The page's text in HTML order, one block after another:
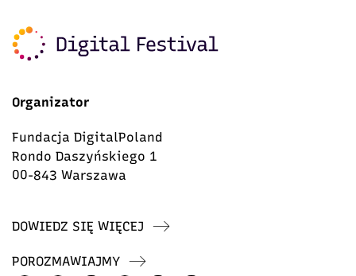
Organizator
Fundacja DigitalPoland
Rondo Daszyńskiego 1
00-843 Warszawa
DOWIEDZ SIĘ WIĘCEJ
POROZMAWIAJMY